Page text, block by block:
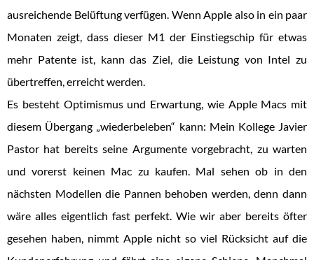
ausreichende Belüftung verfügen. Wenn Apple also in ein paar
Monaten zeigt, dass dieser M1 der Einstiegschip für etwas
mehr Patente ist, kann das Ziel, die Leistung von Intel zu
übertreffen, erreicht werden.
Es besteht Optimismus und Erwartung, wie Apple Macs mit
diesem Übergang „wiederbeleben“ kann: Mein Kollege Javier
Pastor hat bereits seine Argumente vorgebracht, zu warten
und vorerst keinen Mac zu kaufen. Mal sehen ob in den
nächsten Modellen die Pannen behoben werden, denn dann
wäre alles eigentlich fast perfekt. Wie wir aber bereits öfter
gesehen haben, nimmt Apple nicht so viel Rücksicht auf die